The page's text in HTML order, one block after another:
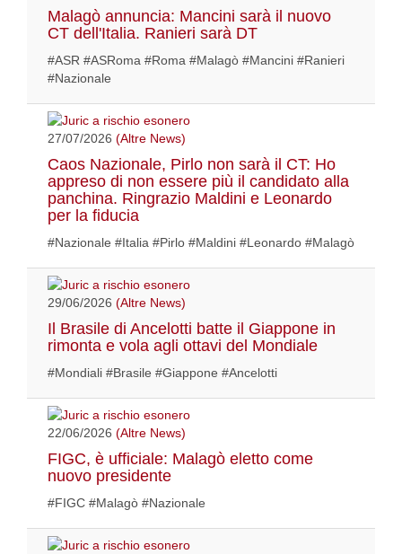
Malagò annuncia: Mancini sarà il nuovo
CT dell'Italia. Ranieri sarà DT
#ASR #ASRoma #Roma #Malagò #Mancini #Ranieri
#Nazionale
27/07/2026 (Altre News)
Caos Nazionale, Pirlo non sarà il CT: Ho
appreso di non essere più il candidato alla
panchina. Ringrazio Maldini e Leonardo
per la fiducia
#Nazionale #Italia #Pirlo #Maldini #Leonardo #Malagò
29/06/2026 (Altre News)
Il Brasile di Ancelotti batte il Giappone in
rimonta e vola agli ottavi del Mondiale
#Mondiali #Brasile #Giappone #Ancelotti
22/06/2026 (Altre News)
FIGC, è ufficiale: Malagò eletto come
nuovo presidente
#FIGC #Malagò #Nazionale